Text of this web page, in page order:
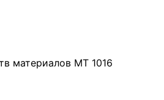
материалов МТ 1016